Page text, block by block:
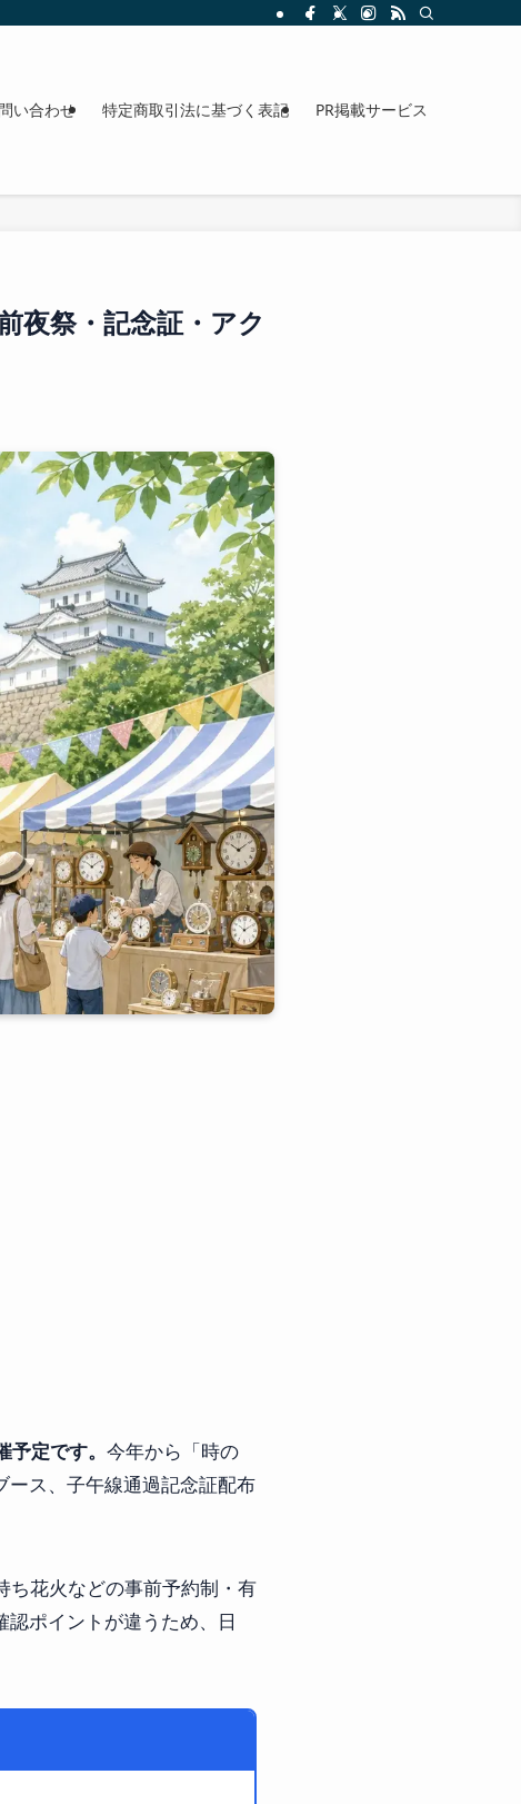
理。料金、駐車場、アクセスも確認できます。
い合わせ 特定商取引法に基づく表記 PR掲載サービス
夜祭・記念証・アク
定です。 今年から「時の
ース、子午線通過記念証配布
ち花火などの事前予約制・有
ポイントが違うため、日